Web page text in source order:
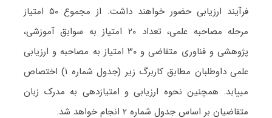
فرآیند ارزیابی حضور خواهند داشت. از مجموع ۵۰ امتیاز
مرحله مصاحبه علمی، تعداد ۲۰ امتیاز به سوابق آموزشی،
پژوهشی و فناوری متقاضی و ۳۰ امتیاز به مصاحبه و ارزیابی
علمی داوطلبان مطابق کاربرگ زیر (جدول شماره ۱) اختصاص
مییابد. همچنین نحوه ارزیابی و امتیازدهی به مدرک زبان
متقاضیان بر اساس جدول شماره ۲ انجام خواهد شد.